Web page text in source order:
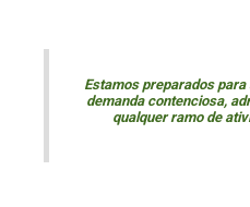
Estamos preparados
demanda contenciosa,
qualquer ramo de